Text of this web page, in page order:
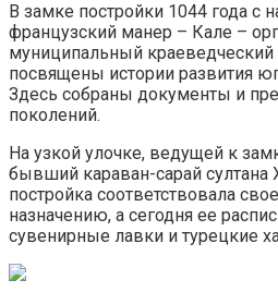
В замке постройки 1044 года с
французский манер – Кале –
муниципальный
посвящены истории развития
Здесь собраны документы и
поколений.
На узкой улочке, ведущей к
бывший караван-сарай султана
постройка соответствовала
назначению, а сегодня ее
сувенирные лавки и турецкие